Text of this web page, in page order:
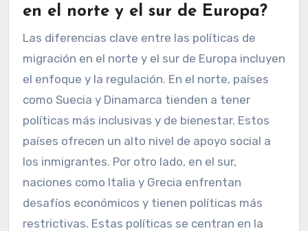
en el norte y el sur de Europa?
Las diferencias clave entre las políticas de
migración en el norte y el sur de Europa incluyen
el enfoque y la regulación. En el norte, países
como Suecia y Dinamarca tienden a tener
políticas más inclusivas y de bienestar. Estos
países ofrecen un alto nivel de apoyo social a
los inmigrantes. Por otro lado, en el sur,
naciones como Italia y Grecia enfrentan
desafíos económicos y tienen políticas más
restrictivas. Estas políticas se centran en la